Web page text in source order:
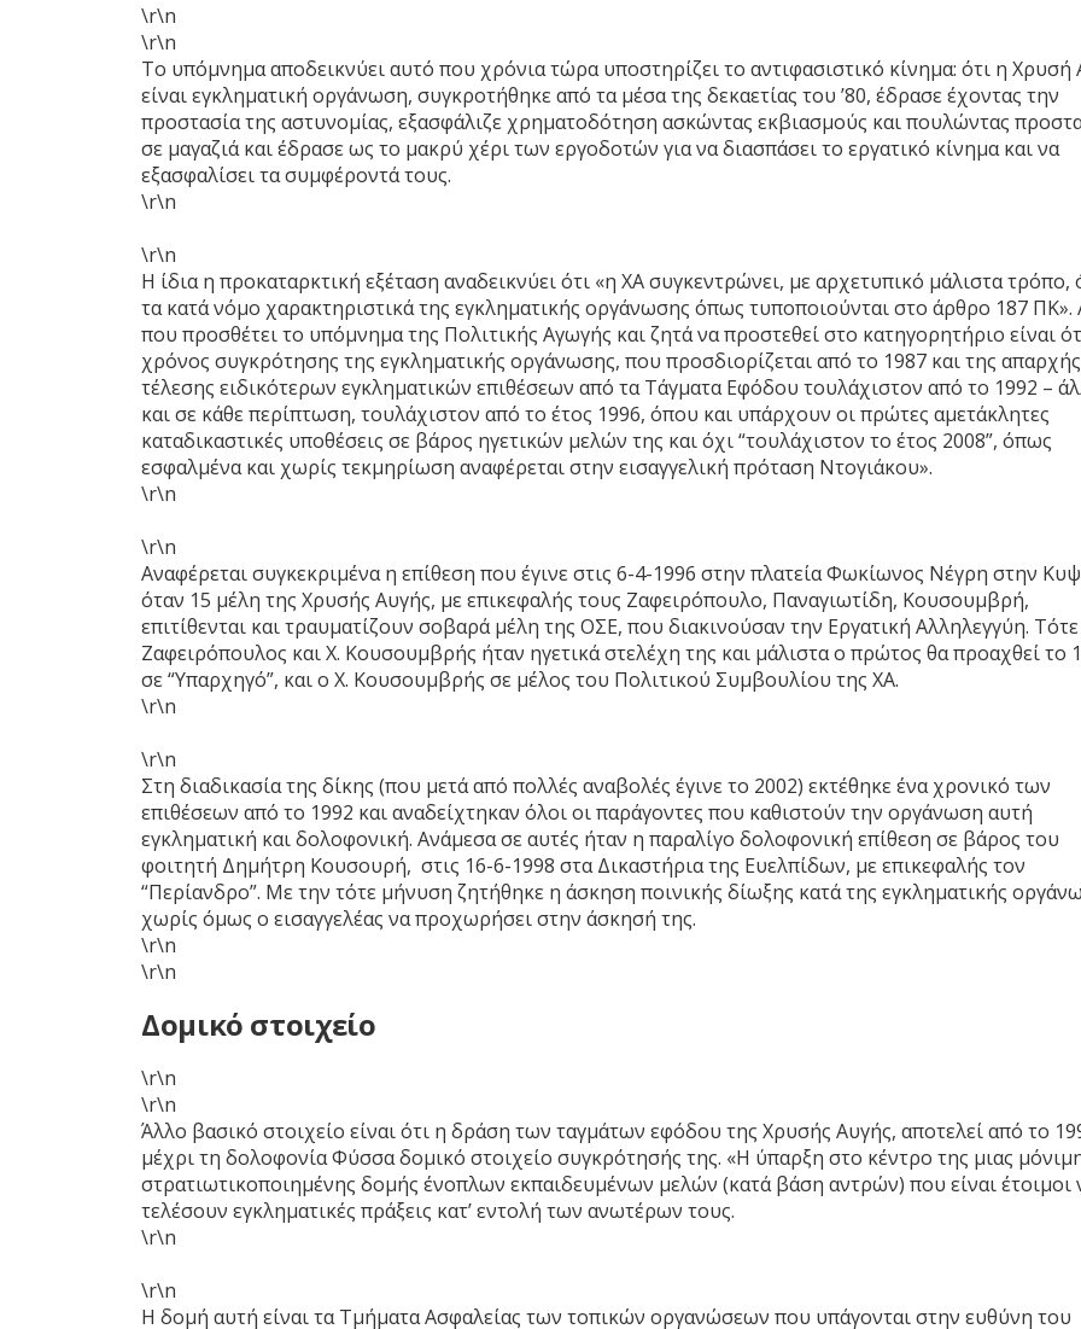
\r\n
\r\n
Το υπόμνημα αποδεικνύει αυτό που χρόνια τώρα υποστηρίζει το αντιφασιστικό κίνημα: ότι η Χρυσή
είναι εγκληματική οργάνωση, συγκροτήθηκε από τα μέσα της δεκαετίας του ’80, έδρασε έχοντας την
προστασία της αστυνομίας, εξασφάλιζε χρηματοδότηση ασκώντας εκβιασμούς και πουλώντας
σε μαγαζιά και έδρασε ως το μακρύ χέρι των εργοδοτών για να διασπάσει το εργατικό κίνημα και να
εξασφαλίσει τα συμφέροντά τους.
\r\n
\r\n
Η ίδια η προκαταρκτική εξέταση αναδεικνύει ότι «η ΧΑ συγκεντρώνει, με αρχετυπικό μάλιστα τρόπο,
τα κατά νόμο χαρακτηριστικά της εγκληματικής οργάνωσης όπως τυποποιούνται στο άρθρο 187 ΠΚ».
που προσθέτει το υπόμνημα της Πολιτικής Αγωγής και ζητά να προστεθεί στο κατηγορητήριο είναι
χρόνος συγκρότησης της εγκληματικής οργάνωσης, που προσδιορίζεται από το 1987 και της απαρχής
τέλεσης ειδικότερων εγκληματικών επιθέσεων από τα Τάγματα Εφόδου τουλάχιστον από το 1992 –
και σε κάθε περίπτωση, τουλάχιστον από το έτος 1996, όπου και υπάρχουν οι πρώτες αμετάκλητες
καταδικαστικές υποθέσεις σε βάρος ηγετικών μελών της και όχι “τουλάχιστον το έτος 2008”, όπως
εσφαλμένα και χωρίς τεκμηρίωση αναφέρεται στην εισαγγελική πρόταση Ντογιάκου».
\r\n
\r\n
Αναφέρεται συγκεκριμένα η επίθεση που έγινε στις 6-4-1996 στην πλατεία Φωκίωνος Νέγρη στην
όταν 15 μέλη της Χρυσής Αυγής, με επικεφαλής τους Ζαφειρόπουλο, Παναγιωτίδη, Κουσουμβρή,
επιτίθενται και τραυματίζουν σοβαρά μέλη της ΟΣΕ, που διακινούσαν την Εργατική Αλληλεγγύη. Τότε
Ζαφειρόπουλος και Χ. Κουσουμβρής ήταν ηγετικά στελέχη της και μάλιστα ο πρώτος θα προαχθεί το
σε “Υπαρχηγό”, και ο Χ. Κουσουμβρής σε μέλος του Πολιτικού Συμβουλίου της ΧΑ.
\r\n
\r\n
Στη διαδικασία της δίκης (που μετά από πολλές αναβολές έγινε το 2002) εκτέθηκε ένα χρονικό των
επιθέσεων από το 1992 και αναδείχτηκαν όλοι οι παράγοντες που καθιστούν την οργάνωση αυτή
εγκληματική και δολοφονική. Ανάμεσα σε αυτές ήταν η παραλίγο δολοφονική επίθεση σε βάρος του
φοιτητή Δημήτρη Κουσουρή, στις 16-6-1998 στα Δικαστήρια της Ευελπίδων, με επικεφαλής τον
“Περίανδρο”. Με την τότε μήνυση ζητήθηκε η άσκηση ποινικής δίωξης κατά της εγκληματικής
χωρίς όμως ο εισαγγελέας να προχωρήσει στην άσκησή της.
\r\n
\r\n
Δομικό στοιχείο
\r\n
\r\n
Άλλο βασικό στοιχείο είναι ότι η δράση των ταγμάτων εφόδου της Χρυσής Αυγής, αποτελεί από το
μέχρι τη δολοφονία Φύσσα δομικό στοιχείο συγκρότησής της. «Η ύπαρξη στο κέντρο της μιας
στρατιωτικοποιημένης δομής ένοπλων εκπαιδευμένων μελών (κατά βάση αντρών) που είναι έτοιμοι
τελέσουν εγκληματικές πράξεις κατ’ εντολή των ανωτέρων τους.
\r\n
\r\n
Η δομή αυτή είναι τα Τμήματα Ασφαλείας των τοπικών οργανώσεων που υπάγονται στην ευθύνη του